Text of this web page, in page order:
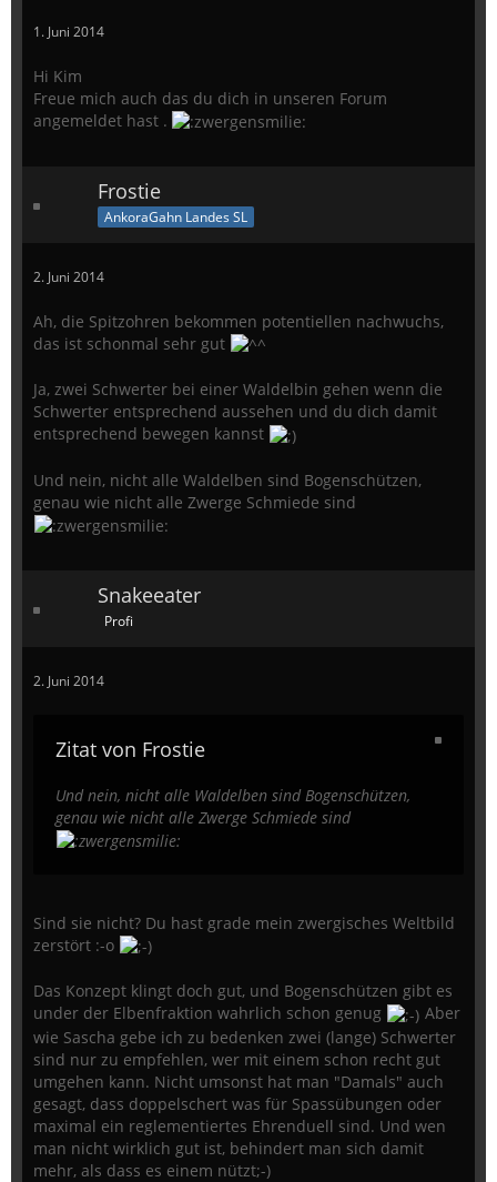
1. Juni 2014
Hi Kim
Freue mich auch das du dich in unseren Forum
angemeldet hast .
Frostie
AnkoraGahn Landes SL
2. Juni 2014
Ah, die Spitzohren bekommen potentiellen nachwuchs,
das ist schonmal sehr gut
Ja, zwei Schwerter bei einer Waldelbin gehen wenn die
Schwerter entsprechend aussehen und du dich damit
entsprechend bewegen kannst
Und nein, nicht alle Waldelben sind Bogenschützen,
genau wie nicht alle Zwerge Schmiede sind
Snakeeater
Profi
2. Juni 2014
Zitat von Frostie
Und nein, nicht alle Waldelben sind Bogenschützen,
genau wie nicht alle Zwerge Schmiede sind
Sind sie nicht? Du hast grade mein zwergisches Weltbild
zerstört :-o
Das Konzept klingt doch gut, und Bogenschützen gibt es
under der Elbenfraktion wahrlich schon genug
Aber
wie Sascha gebe ich zu bedenken zwei (lange) Schwerter
sind nur zu empfehlen, wer mit einem schon recht gut
umgehen kann. Nicht umsonst hat man "Damals" auch
gesagt, dass doppelschert was für Spassübungen oder
maximal ein reglementiertes Ehrenduell sind. Und wen
man nicht wirklich gut ist, behindert man sich damit
mehr, als dass es einem nützt;-)